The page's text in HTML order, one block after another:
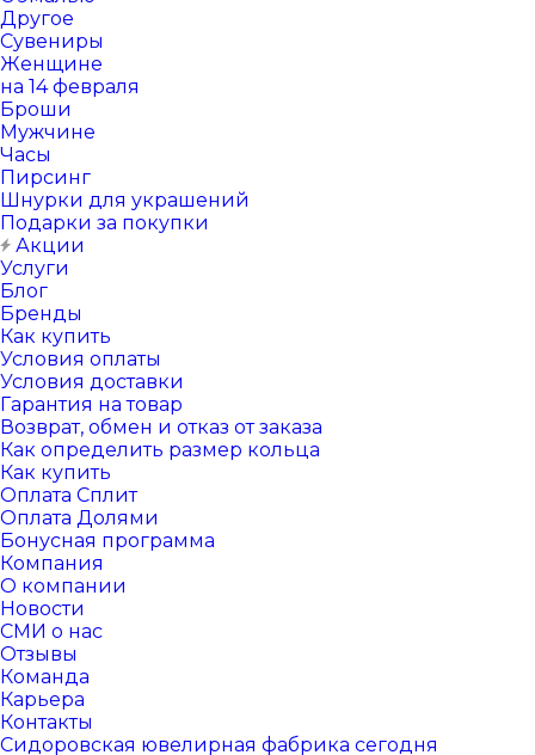
Другое
Сувениры
Женщине
на 14 февраля
Броши
Мужчине
Часы
Пирсинг
Шнурки для украшений
Подарки за покупки
Акции
Услуги
Блог
Бренды
Как купить
Условия оплаты
Условия доставки
Гарантия на товар
Возврат, обмен и отказ от заказа
Как определить размер кольца
Как купить
Оплата Сплит
Оплата Долями
Бонусная программа
Компания
О компании
Новости
СМИ о нас
Отзывы
Команда
Карьера
Контакты
Сидоровская ювелирная фабрика сегодня